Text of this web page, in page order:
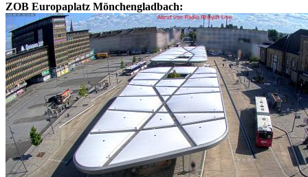
ZOB Europaplatz Mönchengladbach: